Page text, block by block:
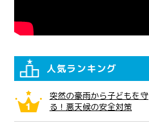
人気ランキング
突然の豪雨から子どもを守
る！悪天候の安全対策